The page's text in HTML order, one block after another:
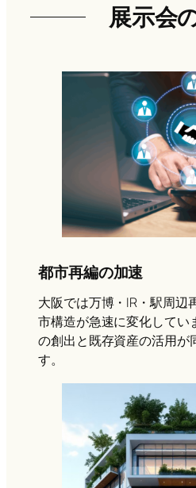
展示会
都市再編の加速
大阪では万博・IR・駅周辺
市構造が急速に変化してい
の創出と既存資産の活用が
す。